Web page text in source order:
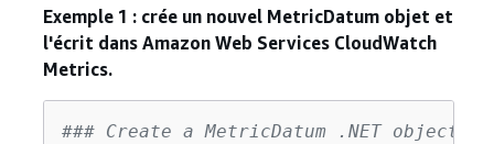
Exemple 1 : crée un nouvel MetricDatum objet et
l'écrit dans Amazon Web Services CloudWatch
Metrics.
### Create a MetricDatum .NET object